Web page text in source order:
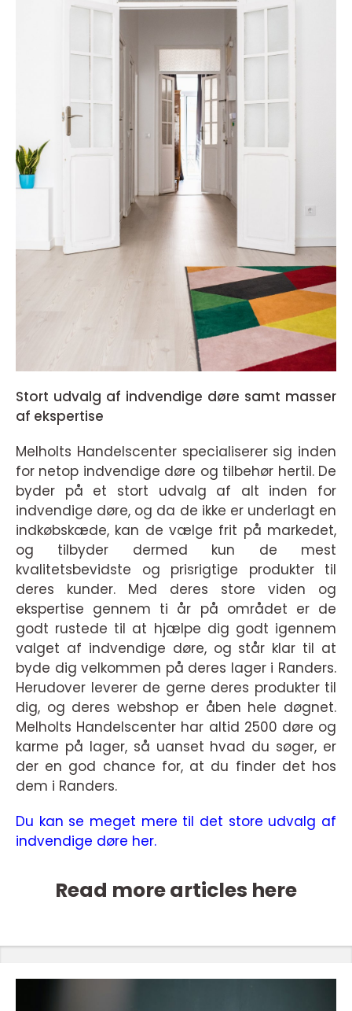
Stort udvalg af indvendige døre samt masser
af ekspertise
Melholts Handelscenter specialiserer sig inden
for netop indvendige døre og tilbehør hertil. De
byder på et stort udvalg af alt inden for
indvendige døre, og da de ikke er underlagt en
indkøbskæde, kan de vælge frit på markedet,
og tilbyder dermed kun de mest
kvalitetsbevidste og prisrigtige produkter til
deres kunder. Med deres store viden og
ekspertise gennem ti år på området er de
godt rustede til at hjælpe dig godt igennem
valget af indvendige døre, og står klar til at
byde dig velkommen på deres lager i Randers.
Herudover leverer de gerne deres produkter til
dig, og deres webshop er åben hele døgnet.
Melholts Handelscenter har altid 2500 døre og
karme på lager, så uanset hvad du søger, er
der en god chance for, at du finder det hos
dem i Randers.
Du kan se meget mere til det store udvalg af
indvendige døre her.
Read more articles here